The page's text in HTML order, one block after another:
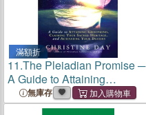
滿額折
11.The Pleiadian Promise ─
A Guide to Attaining
Groupmind, Claiming Your
Sacred Heritage, and
無庫存